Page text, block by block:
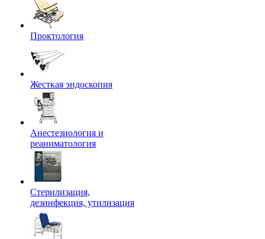
Проктология
Жесткая эндоскопия
Анестезиология и
реаниматология
Стерилизация,
дезинфекция, утилизация